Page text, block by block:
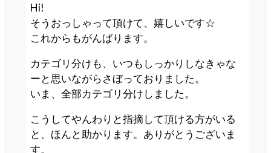
Hi!
そうおっしゃって頂けて、嬉しいです☆
これからもがんばります。
カテゴリ分けも、いつもしっかりしなきゃな
ーと思いながらさぼっておりました。
いま、全部カテゴリ分けしました。
こうしてやんわりと指摘して頂ける方がいる
と、ほんと助かります。ありがとうございま
す。